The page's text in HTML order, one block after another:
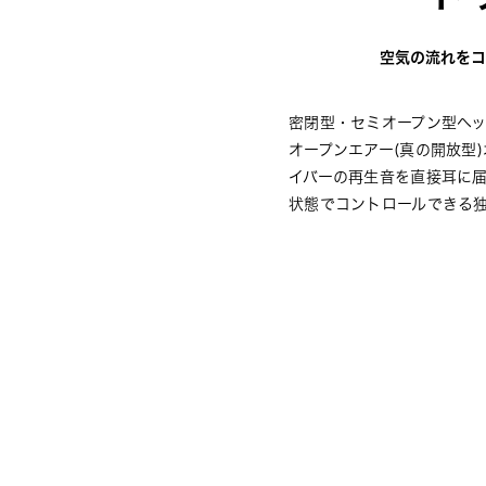
空気の流れを
密閉型・セミオープン型ヘ
オープンエアー(真の開放
イバーの再生音を直接耳に
状態でコントロールできる